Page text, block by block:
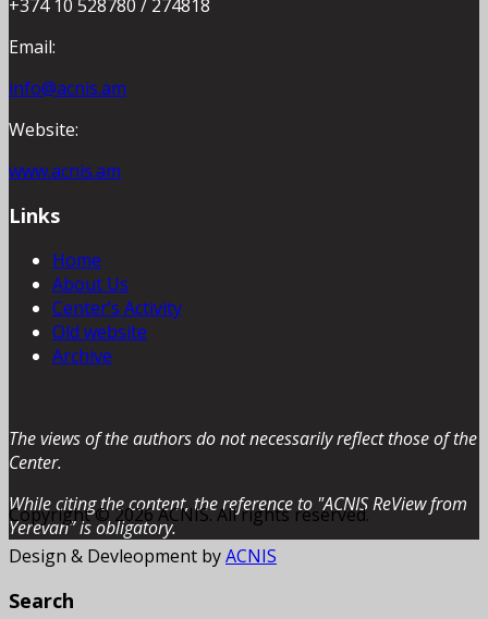
+374 10 528780 / 274818
Email:
info@acnis.am
Website:
www.acnis.am
Links
Home
About Us
Center’s Activity
Old website
Archive
The views of the authors do not necessarily reflect those of the
Center.
While citing the content, the reference to "ACNIS ReView from
Yerevan” is obligatory.
Copyright © 2026 ACNIS. All rights reserved.
Design & Devleopment byACNIS
Search